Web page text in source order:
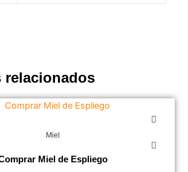
relacionados
Miel
Miel de Espliego